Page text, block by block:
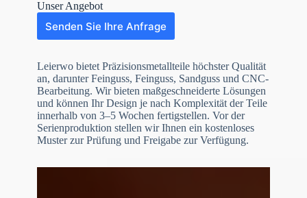
Unser Angebot
Senden Sie Ihre Anfrage
N
o
Leierwo bietet Präzisionsmetallteile höchster Qualität
an, darunter Feinguss, Feinguss, Sandguss und CNC-
Bearbeitung. Wir bieten maßgeschneiderte Lösungen
und können Ihr Design je nach Komplexität der Teile
innerhalb von 3–5 Wochen fertigstellen. Vor der
Serienproduktion stellen wir Ihnen ein kostenloses
Muster zur Prüfung und Freigabe zur Verfügung.